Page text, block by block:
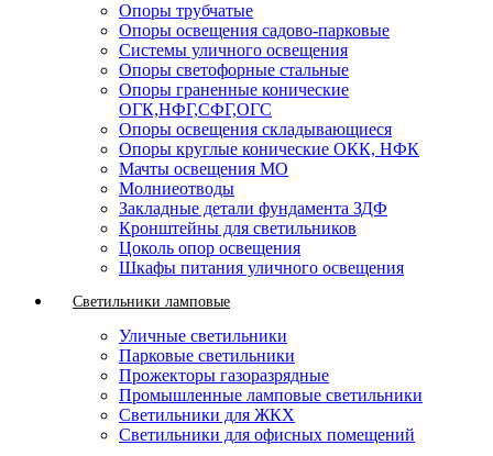
Опоры трубчатые
Опоры освещения садово-парковые
Системы уличного освещения
Опоры светофорные стальные
Опоры граненные конические
ОГК,НФГ,СФГ,ОГС
Опоры освещения складывающиеся
Опоры круглые конические ОКК, НФК
Мачты освещения МО
Молниеотводы
Закладные детали фундамента ЗДФ
Кронштейны для светильников
Цоколь опор освещения
Шкафы питания уличного освещения
Светильники ламповые
Уличные светильники
Парковые светильники
Прожекторы газоразрядные
Промышленные ламповые светильники
Светильники для ЖКХ
Светильники для офисных помещений